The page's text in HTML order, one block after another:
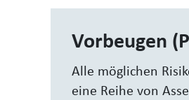
Vorbeugen
Alle möglichen
eine Reihe von